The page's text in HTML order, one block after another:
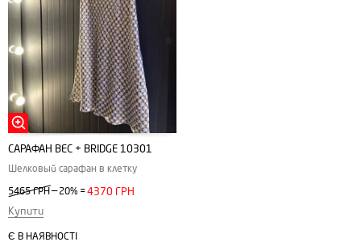
САРАФАН ВEC + ВRIDGE 10301
Шелковый сарафан в клетку
5465 ГРН — 20% =4370 ГРН
Купити
Є В НАЯВНОСТІ